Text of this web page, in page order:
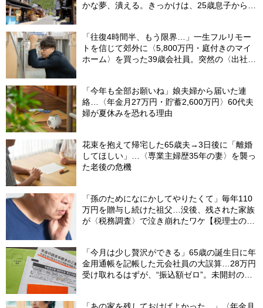
かな夢、潰える。きっかけは、25歳息子から届
「往復4時間半、もう限界…」一生フルリモー
トを信じて郊外に〈5,800万円・庭付きのマイ
ホーム〉を買った39歳会社員。突然の〈出社
「今年も全部お願いね」娘夫婦から届いた連
絡…〈年金月27万円・貯蓄2,600万円〉60代夫
婦が夏休みを恐れる理由
花束を抱えて帰宅した65歳夫→3日後に「離婚
してほしい」…〈専業主婦歴35年の妻〉を襲っ
た老後の危機
「孫のためになにかしてやりたくて」毎年110
万円を贈与し続けた祖父…没後、残された家族
が〈税務調査〉で泣き崩れたワケ【税理士の助
「今月は少し贅沢ができる」65歳の誕生日に年
金用通帳を記帳した元会社員の大誤算…28万円
受け取れるはずが、“振込額ゼロ”。未開封の郵